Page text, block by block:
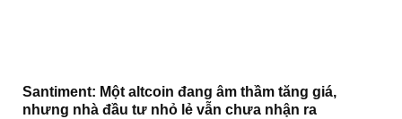
Santiment: Một altcoin đang âm thầm tăng giá,
nhưng nhà đầu tư nhỏ lẻ vẫn chưa nhận ra